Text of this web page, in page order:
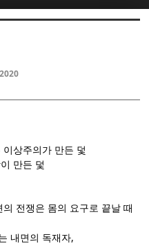
상주의가 만든 덫
만든 덫
의 전쟁은 몸의 요구로 끝날 때
내면의 독재자,
북5
치북5
북5
치북5